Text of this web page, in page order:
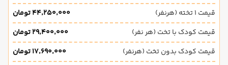
قیمت 1 تخته (هرنفر)
۴۴٬۲۵۰٬۰۰۰ تومان
قیمت کودک با تخت (هر نفر)
۲۹٬۴۰۰٬۰۰۰ تومان
قیمت کودک بدون تخت (هرنفر)
۱۷٬۶۹۰٬۰۰۰ تومان